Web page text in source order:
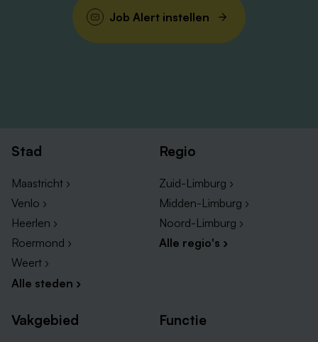
Job Alert instellen
Stad
Maastricht ›
Venlo ›
Heerlen ›
Roermond ›
Weert ›
Alle steden ›
Regio
Zuid-Limburg ›
Midden-Limburg ›
Noord-Limburg ›
Alle regio's ›
Vakgebied Functie